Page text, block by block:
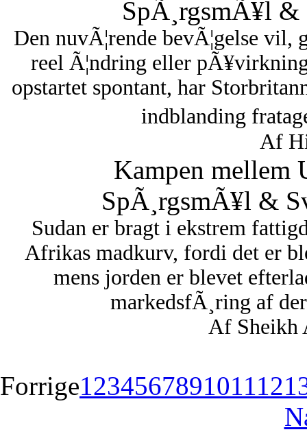
SpÃ¸rgsmÃ¥l
Den nuvÃ¦rende bevÃ¦gelse vil,
reel Ã¦ndring eller
opstartet spontant, har
indblanding
Af
Kampen mellem
SpÃ¸rgsmÃ¥l &
Sudan er bragt i ekstrem
Afrikas madkurv, fordi det er
mens jorden er blevet
markedsfÃ¸ring af
Af Sheikh
Forrige123456789101112